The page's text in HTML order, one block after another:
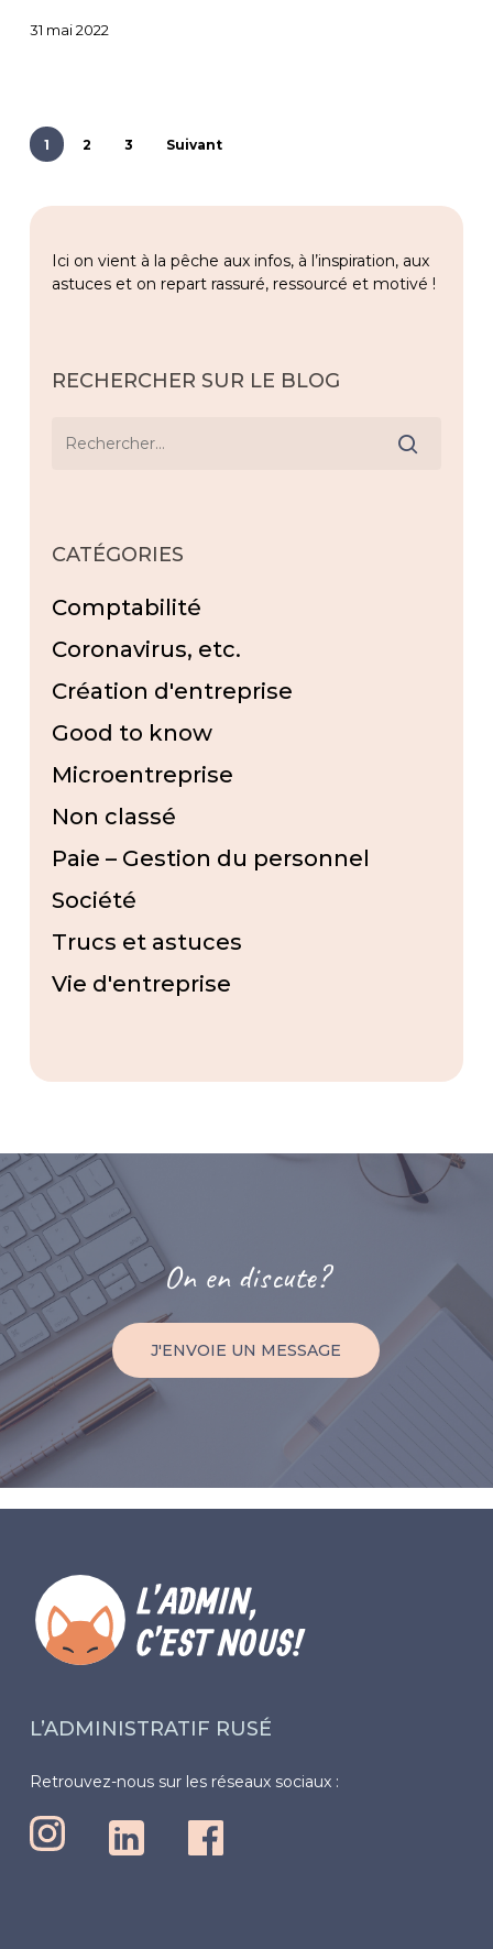
31 mai 2022
1 2 3 Suivant
Ici on vient à la pêche aux infos, à l’inspiration, aux
astuces et on repart rassuré, ressourcé et motivé !
RECHERCHER SUR LE BLOG
CATÉGORIES
Comptabilité
Coronavirus, etc.
Création d'entreprise
Good to know
Microentreprise
Non classé
Paie – Gestion du personnel
Société
Trucs et astuces
Vie d'entreprise
On en discute?
J'ENVOIE UN MESSAGE
L’ADMINISTRATIF RUSÉ
Retrouvez-nous sur les réseaux sociaux :